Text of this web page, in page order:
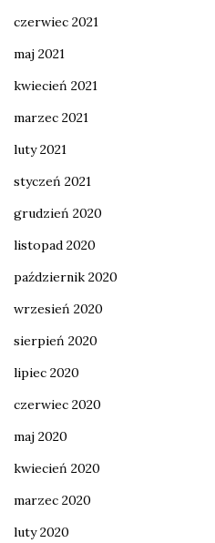
czerwiec 2021
maj 2021
kwiecień 2021
marzec 2021
luty 2021
styczeń 2021
grudzień 2020
listopad 2020
październik 2020
wrzesień 2020
sierpień 2020
lipiec 2020
czerwiec 2020
maj 2020
kwiecień 2020
marzec 2020
luty 2020